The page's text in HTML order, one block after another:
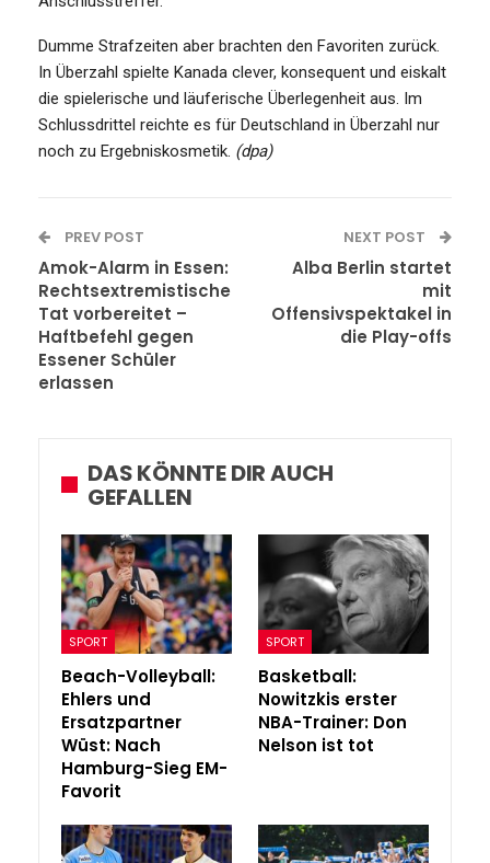
Dumme Strafzeiten aber brachten den Favoriten zurück.
In Überzahl spielte Kanada clever, konsequent und eiskalt
die spielerische und läuferische Überlegenheit aus. Im
Schlussdrittel reichte es für Deutschland in Überzahl nur
noch zu Ergebniskosmetik. (dpa)
PREV POST
Amok-Alarm in Essen:
Rechtsextremistische
Tat vorbereitet –
Haftbefehl gegen
Essener Schüler
erlassen
NEXT POST
Alba Berlin startet
mit
Offensivspektakel in
die Play-offs
DAS KÖNNTE DIR AUCH
GEFALLEN
SPORT
Beach-Volleyball:
Ehlers und
Ersatzpartner
Wüst: Nach
Hamburg-Sieg EM-
Favorit
SPORT
Basketball:
Nowitzkis erster
NBA-Trainer: Don
Nelson ist tot